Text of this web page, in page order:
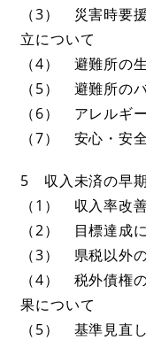
（3） 災害時要
立について
（4） 避難所の
（5） 避難所の
（6） アレルギ
（7） 安心・安
5 収入未済の早
（1） 収入率改
（2） 目標達成
（3） 県税以外
（4） 税外債権
果について
（5） 基準見直